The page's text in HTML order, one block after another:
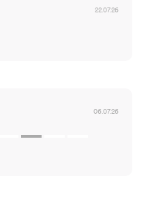
22.07.26
06.07.26